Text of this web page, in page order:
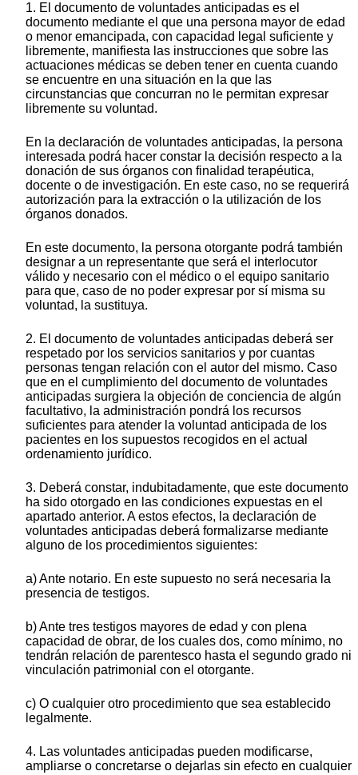
1. El documento de voluntades anticipadas es el
documento mediante el que una persona mayor de edad
o menor emancipada, con capacidad legal suficiente y
libremente, manifiesta las instrucciones que sobre las
actuaciones médicas se deben tener en cuenta cuando
se encuentre en una situación en la que las
circunstancias que concurran no le permitan expresar
libremente su voluntad.
En la declaración de voluntades anticipadas, la persona
interesada podrá hacer constar la decisión respecto a la
donación de sus órganos con finalidad terapéutica,
docente o de investigación. En este caso, no se requerirá
autorización para la extracción o la utilización de los
órganos donados.
En este documento, la persona otorgante podrá también
designar a un representante que será el interlocutor
válido y necesario con el médico o el equipo sanitario
para que, caso de no poder expresar por sí misma su
voluntad, la sustituya.
2. El documento de voluntades anticipadas deberá ser
respetado por los servicios sanitarios y por cuantas
personas tengan relación con el autor del mismo. Caso
que en el cumplimiento del documento de voluntades
anticipadas surgiera la objeción de conciencia de algún
facultativo, la administración pondrá los recursos
suficientes para atender la voluntad anticipada de los
pacientes en los supuestos recogidos en el actual
ordenamiento jurídico.
3. Deberá constar, indubitadamente, que este documento
ha sido otorgado en las condiciones expuestas en el
apartado anterior. A estos efectos, la declaración de
voluntades anticipadas deberá formalizarse mediante
alguno de los procedimientos siguientes:
a) Ante notario. En este supuesto no será necesaria la
presencia de testigos.
b) Ante tres testigos mayores de edad y con plena
capacidad de obrar, de los cuales dos, como mínimo, no
tendrán relación de parentesco hasta el segundo grado ni
vinculación patrimonial con el otorgante.
c) O cualquier otro procedimiento que sea establecido
legalmente.
4. Las voluntades anticipadas pueden modificarse,
ampliarse o concretarse o dejarlas sin efecto en cualquier